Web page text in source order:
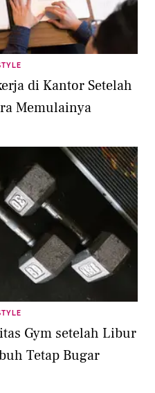
di Kantor Setelah
Memulainya
Gym setelah Libur
Tetap Bugar